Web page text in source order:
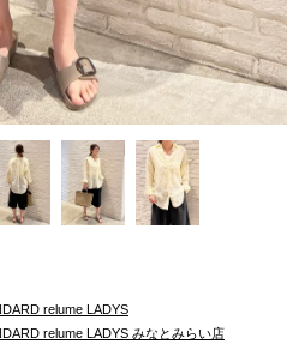
relume LADYS
relume LADYS みなとみらい店